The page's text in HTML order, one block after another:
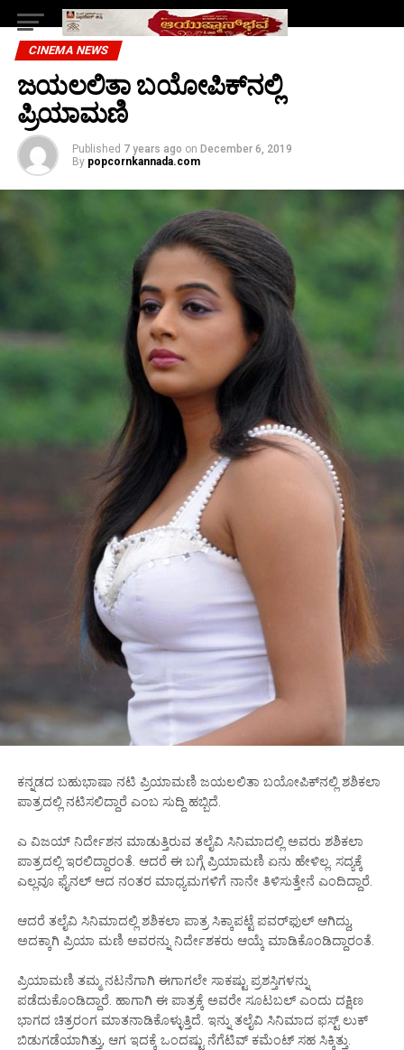
CINEMA NEWS
ಜಯಲಲಿತಾ ಬಯೋಪಿಕ್‌ನಲ್ಲಿ
ಪ್ರಿಯಾಮಣಿ
Published 7 years ago on December 6, 2019
By popcornkannada.com
ಕನ್ನಡದ ಬಹುಭಾಷಾ ನಟಿ ಪ್ರಿಯಾಮಣಿ ಜಯಲಲಿತಾ ಬಯೋಪಿಕ್‌ನಲ್ಲಿ ಶಶಿಕಲಾ
ಪಾತ್ರದಲ್ಲಿ ನಟಿಸಲಿದ್ದಾರೆ ಎಂಬ ಸುದ್ದಿ ಹಬ್ಬಿದೆ.
ಎ ವಿಜಯ್‌ ನಿರ್ದೇಶನ ಮಾಡುತ್ತಿರುವ ತಲೈವಿ ಸಿನಿಮಾದಲ್ಲಿ ಅವರು ಶಶಿಕಲಾ
ಪಾತ್ರದಲ್ಲಿ ಇರಲಿದ್ದಾರಂತೆ. ಆದರೆ ಈ ಬಗ್ಗೆ ಪ್ರಿಯಾಮಣಿ ಏನು ಹೇಳಿಲ್ಲ. ಸದ್ಯಕ್ಕೆ
ಎಲ್ಲವೂ ಫೈನಲ್‌ ಆದ ನಂತರ ಮಾಧ್ಯಮಗಳಿಗೆ ನಾನೇ ತಿಳಿಸುತ್ತೇನೆ ಎಂದಿದ್ದಾರೆ.
ಆದರೆ ತಲೈವಿ ಸಿನಿಮಾದಲ್ಲಿ ಶಶಿಕಲಾ ಪಾತ್ರ ಸಿಕ್ಕಾಪಟ್ಟೆ ಪವರ್‌ಫುಲ್‌ ಆಗಿದ್ದು,
ಅದಕ್ಕಾಗಿ ಪ್ರಿಯಾ ಮಣಿ ಅವರನ್ನು ನಿರ್ದೇಶಕರು ಆಯ್ಕೆ ಮಾಡಿಕೊಂಡಿದ್ದಾರಂತೆ.
ಪ್ರಿಯಾಮಣಿ ತಮ್ಮ ನಟನೆಗಾಗಿ ಈಗಾಗಲೇ ಸಾಕಷ್ಟು ಪ್ರಶಸ್ತಿಗಳನ್ನು
ಪಡೆದುಕೊಂಡಿದ್ದಾರೆ. ಹಾಗಾಗಿ ಈ ಪಾತ್ರಕ್ಕೆ ಅವರೇ ಸೂಟಬಲ್‌ ಎಂದು ದಕ್ಷಿಣ
ಭಾಗದ ಚಿತ್ರರಂಗ ಮಾತನಾಡಿಕೊಳ್ಳುತ್ತಿದೆ. ಇನ್ನು ತಲೈವಿ ಸಿನಿಮಾದ ಫಸ್ಟ್‌ ಲುಕ್‌
ಬಿಡುಗಡೆಯಾಗಿತ್ತು, ಆಗ ಇದಕ್ಕೆ ಒಂದಷ್ಟು ನೆಗೆಟಿವ್‌ ಕಮೆಂಟ್‌ ಸಹ ಸಿಕ್ಕಿತ್ತು.